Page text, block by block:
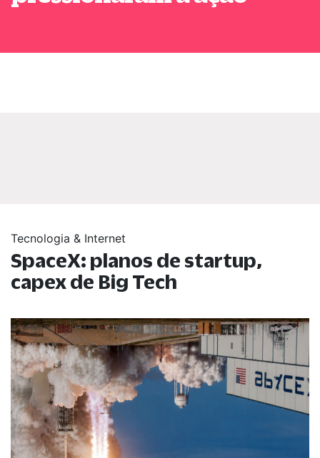
Tecnologia & Internet
SpaceX: planos de startup,
capex de Big Tech